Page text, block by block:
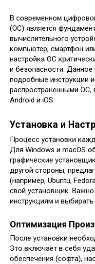
В современном
(ОС) является
вычислительного
компьютер, смартфон
настройка ОС
и безопасности. Данное
подробные инструкции
распространенными ОС,
Android и iOS.
Установка и
Процесс установки
Для Windows и macOS
графические
другой стороны,
(например, Ubuntu,
свой установщик.
инструкциям и
Оптимизация
После установки
Это включает в себя
обеспечения (софта),